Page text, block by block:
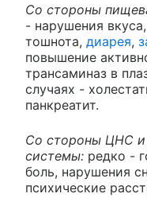
Со стороны
- нарушения
тошнота, диарея,
повышение
трансаминаз в
случаях -
панкреатит.
Со стороны ЦНС и
системы: редко -
боль, нарушения
психические